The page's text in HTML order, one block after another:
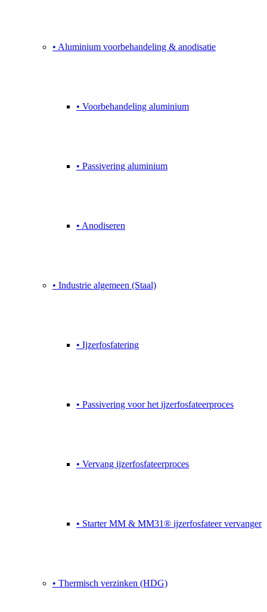
• Aluminium voorbehandeling & anodisatie
• Voorbehandeling aluminium
• Passivering aluminium
• Anodiseren
• Industrie algemeen (Staal)
• Ijzerfosfatering
• Passivering voor het ijzerfosfateerproces
• Vervang ijzerfosfateerproces
• Starter MM & MM31® ijzerfosfateer vervanger
• Thermisch verzinken (HDG)